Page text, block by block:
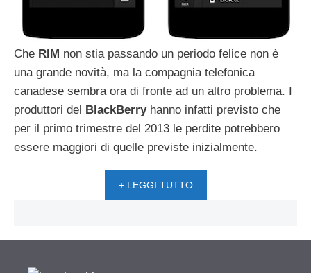
Che RIM non stia passando un periodo felice non è
una grande novità, ma la compagnia telefonica
canadese sembra ora di fronte ad un altro problema. I
produttori del BlackBerryhanno infatti previsto che
per il primo trimestre del 2013 le perdite potrebbero
essere maggiori di quelle previste inizialmente.
+ LEGGI TUTTO